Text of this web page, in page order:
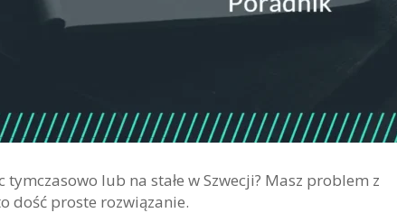
lub na stałe w Szwecji? Masz problem z
dość proste rozwiązanie.